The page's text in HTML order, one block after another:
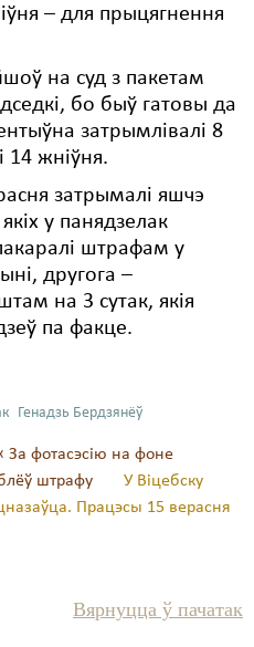
– для прыцягнення
на суд з пакетам
бо быў гатовы да
затрымлівалі 8
14 жніўня.
затрымалі яшчэ
у панядзелак
штрафам у
другога –
на 3 сутак, якія
па факце.
Генадзь Бердзянёў
За фотасэсію на фоне
штрафу
У Віцебску
Працэсы 15 верасня
Вярнуцца ў пачатак